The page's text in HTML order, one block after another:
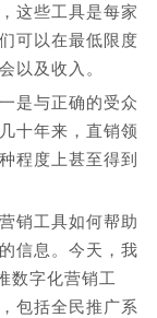
这些工具是每家
可以在最低限度
以及收入。
是与正确的受众
十年来，直销领
程度上甚至得到
销工具如何帮助
信息。今天，我
数字化营销工
包括全民推广系